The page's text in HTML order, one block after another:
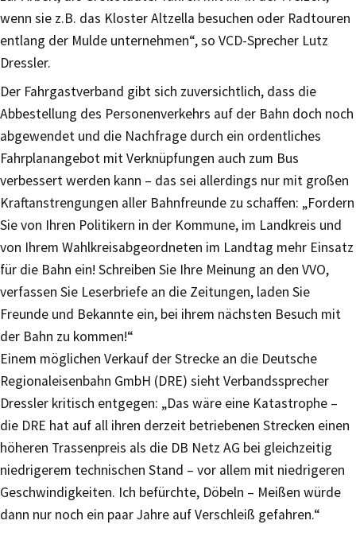
wenn sie z.B. das Kloster Altzella besuchen oder Radtouren
entlang der Mulde unternehmen“, so VCD-Sprecher Lutz
Dressler.
Der Fahrgastverband gibt sich zuversichtlich, dass die
Abbestellung des Personenverkehrs auf der Bahn doch noch
abgewendet und die Nachfrage durch ein ordentliches
Fahrplanangebot mit Verknüpfungen auch zum Bus
verbessert werden kann – das sei allerdings nur mit großen
Kraftanstrengungen aller Bahnfreunde zu schaffen: „Fordern
Sie von Ihren Politikern in der Kommune, im Landkreis und
von Ihrem Wahlkreisabgeordneten im Landtag mehr Einsatz
für die Bahn ein! Schreiben Sie Ihre Meinung an den VVO,
verfassen Sie Leserbriefe an die Zeitungen, laden Sie
Freunde und Bekannte ein, bei ihrem nächsten Besuch mit
der Bahn zu kommen!“
Einem möglichen Verkauf der Strecke an die Deutsche
Regionaleisenbahn GmbH (DRE) sieht Verbandssprecher
Dressler kritisch entgegen: „Das wäre eine Katastrophe –
die DRE hat auf all ihren derzeit betriebenen Strecken einen
höheren Trassenpreis als die DB Netz AG bei gleichzeitig
niedrigerem technischen Stand – vor allem mit niedrigeren
Geschwindigkeiten. Ich befürchte, Döbeln – Meißen würde
dann nur noch ein paar Jahre auf Verschleiß gefahren.“